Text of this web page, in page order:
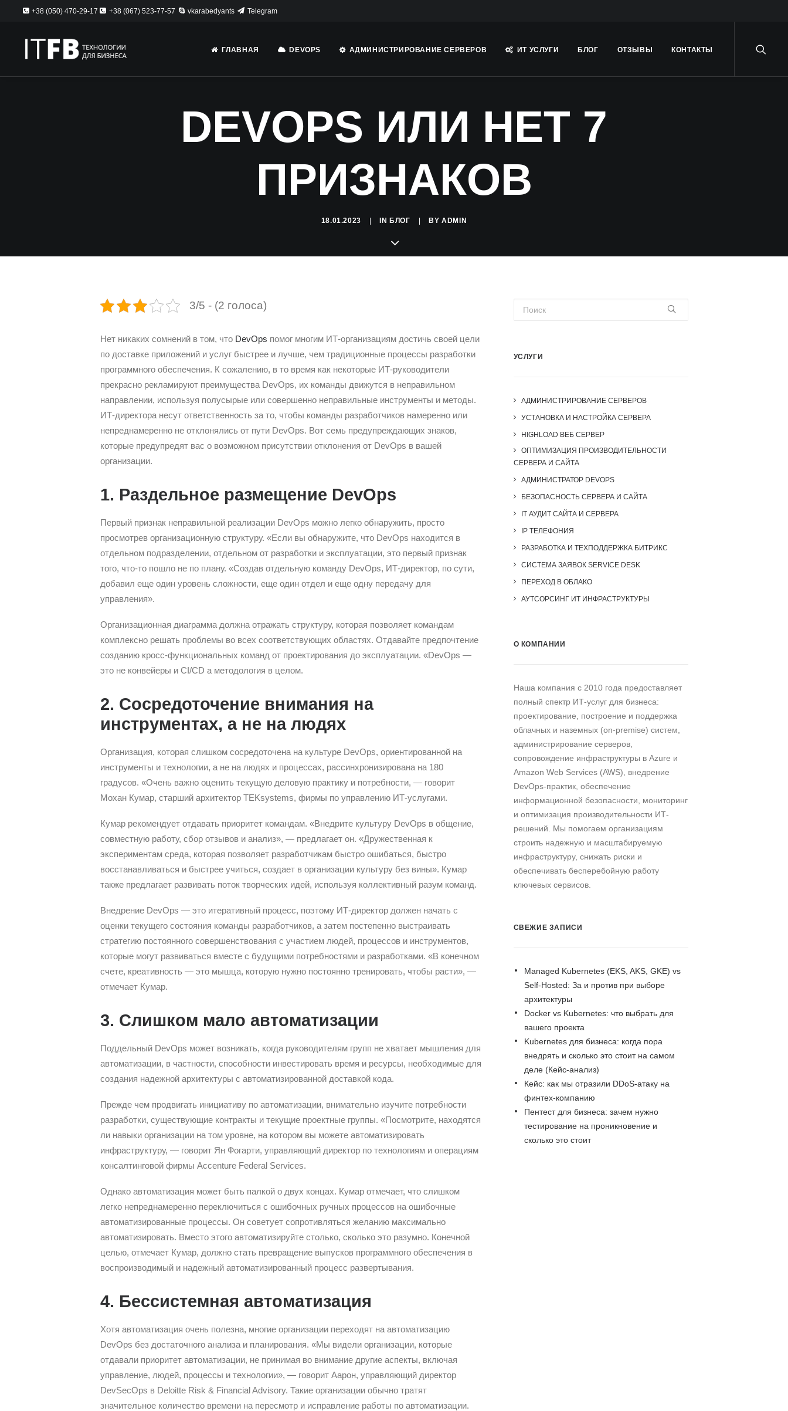
+38 (050) 470-29-17 +38 (067) 523-77-57 vkarabedyants Telegram
ГЛАВНАЯ DEVOPS АДМИНИСТРИРОВАНИЕ СЕРВЕРОВ ИТ УСЛУГИ БЛОГ ОТЗЫВЫ КОНТАКТЫ
DEVOPS ИЛИ НЕТ 7
ПРИЗНАКОВ
18.01.2023 IN БЛОГ BYADMIN
3/5 - (2 голоса)
Нет никаких сомнений в том, что DevOps помог многим ИТ-организациям достичь своей цели
по доставке приложений и услуг быстрее и лучше, чем традиционные процессы разработки
программного обеспечения. К сожалению, в то время как некоторые ИТ-руководители
прекрасно рекламируют преимущества DevOps, их команды движутся в неправильном
направлении, используя полусырые или совершенно неправильные инструменты и методы.
ИТ-директора несут ответственность за то, чтобы команды разработчиков намеренно или
непреднамеренно не отклонялись от пути DevOps. Вот семь предупреждающих знаков,
которые предупредят вас о возможном присутствии отклонения от DevOps в вашей
организации.
1. Раздельное размещение DevOps
Первый признак неправильной реализации DevOps можно легко обнаружить, просто
просмотрев организационную структуру. «Если вы обнаружите, что DevOps находится в
отдельном подразделении, отдельном от разработки и эксплуатации, это первый признак
того, что-то пошло не по плану. «Создав отдельную команду DevOps, ИТ-директор, по сути,
добавил еще один уровень сложности, еще один отдел и еще одну передачу для
управления».
Организационная диаграмма должна отражать структуру, которая позволяет командам
комплексно решать проблемы во всех соответствующих областях. Отдавайте предпочтение
созданию кросс-функциональных команд от проектирования до эксплуатации. «DevOps —
это не конвейеры и CI/CD а методология в целом.
2. Сосредоточение внимания на
инструментах, а не на людях
Организация, которая слишком сосредоточена на культуре DevOps, ориентированной на
инструменты и технологии, а не на людях и процессах, рассинхронизирована на 180
градусов. «Очень важно оценить текущую деловую практику и потребности, — говорит
Мохан Кумар, старший архитектор TEKsystems, фирмы по управлению ИТ-услугами.
Кумар рекомендует отдавать приоритет командам. «Внедрите культуру DevOps в общение,
совместную работу, сбор отзывов и анализ», — предлагает он. «Дружественная к
экспериментам среда, которая позволяет разработчикам быстро ошибаться, быстро
восстанавливаться и быстрее учиться, создает в организации культуру без вины». Кумар
также предлагает развивать поток творческих идей, используя коллективный разум команд.
Внедрение DevOps — это итеративный процесс, поэтому ИТ-директор должен начать с
оценки текущего состояния команды разработчиков, а затем постепенно выстраивать
стратегию постоянного совершенствования с участием людей, процессов и инструментов,
которые могут развиваться вместе с будущими потребностями и разработками. «В конечном
счете, креативность — это мышца, которую нужно постоянно тренировать, чтобы расти», —
отмечает Кумар.
3. Слишком мало автоматизации
Поддельный DevOps может возникать, когда руководителям групп не хватает мышления для
автоматизации, в частности, способности инвестировать время и ресурсы, необходимые для
создания надежной архитектуры с автоматизированной доставкой кода.
Прежде чем продвигать инициативу по автоматизации, внимательно изучите потребности
разработки, существующие контракты и текущие проектные группы. «Посмотрите, находятся
ли навыки организации на том уровне, на котором вы можете автоматизировать
инфраструктуру, — говорит Ян Фогарти, управляющий директор по технологиям и операциям
консалтинговой фирмы Accenture Federal Services.
Однако автоматизация может быть палкой о двух концах. Кумар отмечает, что слишком
легко непреднамеренно переключиться с ошибочных ручных процессов на ошибочные
автоматизированные процессы. Он советует сопротивляться желанию максимально
автоматизировать. Вместо этого автоматизируйте столько, сколько это разумно. Конечной
целью, отмечает Кумар, должно стать превращение выпусков программного обеспечения в
воспроизводимый и надежный автоматизированный процесс развертывания.
4. Бессистемная автоматизация
Хотя автоматизация очень полезна, многие организации переходят на автоматизацию
DevOps без достаточного анализа и планирования. «Мы видели организации, которые
отдавали приоритет автоматизации, не принимая во внимание другие аспекты, включая
управление, людей, процессы и технологии», — говорит Аарон, управляющий директор
DevSecOps в Deloitte Risk & Financial Advisory. Такие организации обычно тратят
значительное количество времени на пересмотр и исправление работы по автоматизации.
УСЛУГИ
АДМИНИСТРИРОВАНИЕ СЕРВЕРОВ
УСТАНОВКА И НАСТРОЙКА СЕРВЕРА
HIGHLOAD ВЕБ СЕРВЕР
ОПТИМИЗАЦИЯ ПРОИЗВОДИТЕЛЬНОСТИ
СЕРВЕРА И САЙТА
АДМИНИСТРАТОР DEVOPS
БЕЗОПАСНОСТЬ СЕРВЕРА И САЙТА
IT АУДИТ САЙТА И СЕРВЕРА
IP ТЕЛЕФОНИЯ
РАЗРАБОТКА И ТЕХПОДДЕРЖКА БИТРИКС
СИСТЕМА ЗАЯВОК SERVICE DESK
ПЕРЕХОД В ОБЛАКО
АУТСОРСИНГ ИТ ИНФРАСТРУКТУРЫ
О КОМПАНИИ
Наша компания c 2010 года предоставляет
полный спектр ИТ-услуг для бизнеса:
проектирование, построение и поддержка
облачных и наземных (on-premise) систем,
администрирование серверов,
сопровождение инфраструктуры в Azure и
Amazon Web Services (AWS), внедрение
DevOps-практик, обеспечение
информационной безопасности, мониторинг
и оптимизация производительности ИТ-
решений. Мы помогаем организациям
строить надежную и масштабируемую
инфраструктуру, снижать риски и
обеспечивать бесперебойную работу
ключевых сервисов.
СВЕЖИЕ ЗАПИСИ
Managed Kubernetes (EKS, AKS, GKE) vs
Self-Hosted: За и против при выборе
архитектуры
Docker vs Kubernetes: что выбрать для
вашего проекта
Kubernetes для бизнеса: когда пора
внедрять и сколько это стоит на самом
деле (Кейс-анализ)
Кейс: как мы отразили DDoS-атаку на
финтех-компанию
Пентест для бизнеса: зачем нужно
тестирование на проникновение и
сколько это стоит